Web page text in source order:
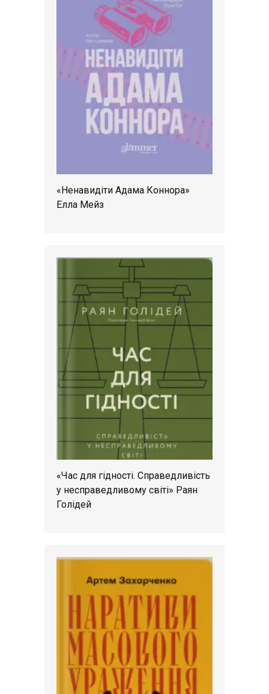
«Ненавидіти Адама Коннора»
Елла Мейз
«Час для гідності. Справедливість
у несправедливому світі» Раян
Голідей